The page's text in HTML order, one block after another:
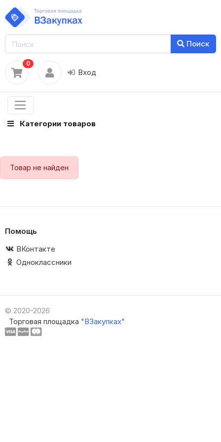
Поиск
0
Вход
Категории товаров
Товар не найден
Помощь
ВКонтакте
Одноклассники
© 2020-2026
Торговая площадка "ВЗакупках"